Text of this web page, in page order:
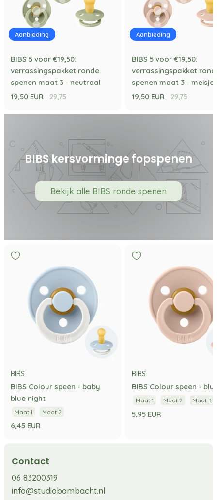
Aanbieding
BIBS 5 voor €19,50:
verrassingspakket ronde
spenen maat 3 - neutraal
19,50 EUR
29,75
Aanbieding
BIBS 5 voor €19,50:
verrassingspakket
spenen maat 3 - meisje
19,50 EUR
29,75
BIBS kersvorminge fopspenen
Bekijk alle BIBS ronde spenen
BIBS
BIBS Colour speen - baby
blue night
Maat 1 Maat 2
6,45 EUR
BIBS
BIBS Colour speen -
Maat 1 Maat 2 Maat 3
5,95 EUR
Contact
06 83200319
info@studiobambacht.nl